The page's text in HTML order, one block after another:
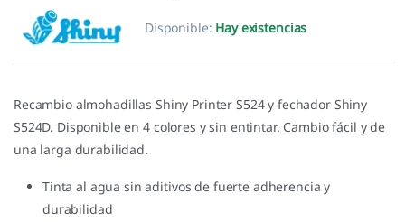
Disponible: Hay existencias
Recambio almohadillas Shiny Printer S524 y fechador Shiny
S524D. Disponible en 4 colores y sin entintar. Cambio fácil y de
una larga durabilidad.
Tinta al agua sin aditivos de fuerte adherencia y
durabilidad